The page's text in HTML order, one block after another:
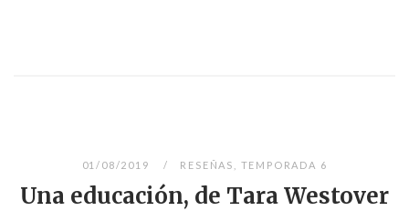
01/08/2019 RESEÑAS TEMPORADA 6
Una educación, de Tara Westover